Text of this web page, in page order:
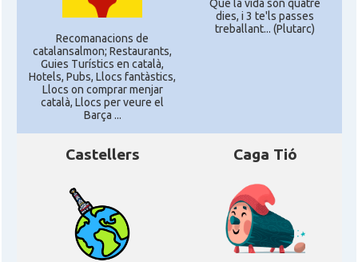
Recomanacions de
catalansalmon; Restaurants,
Guies Turístics en català,
Hotels, Pubs, Llocs fantàstics,
Llocs on comprar menjar
català, Llocs per veure el
Barça ...
Que la vida son quatre
dies, i 3 te'ls passes
treballant... (Plutarc)
Castellers Caga Tió